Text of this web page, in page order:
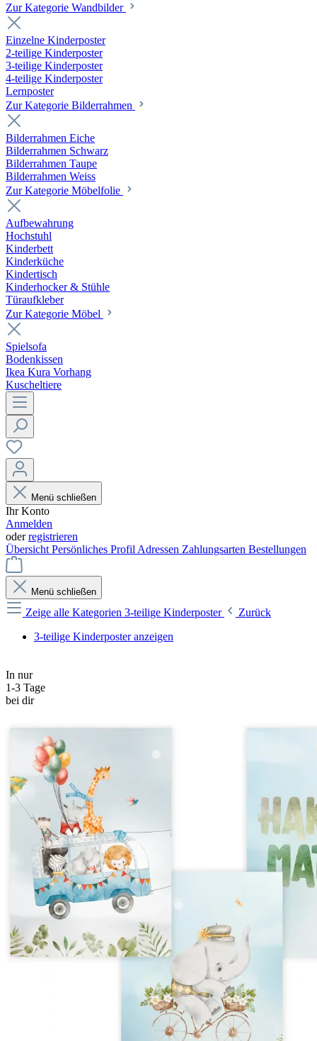
Zur Kategorie Wandbilder
Einzelne Kinderposter
2-teilige Kinderposter
3-teilige Kinderposter
4-teilige Kinderposter
Lernposter
Zur Kategorie Bilderrahmen
Bilderrahmen Eiche
Bilderrahmen Schwarz
Bilderrahmen Taupe
Bilderrahmen Weiss
Zur Kategorie Möbelfolie
Aufbewahrung
Hochstuhl
Kinderbett
Kinderküche
Kindertisch
Kinderhocker & Stühle
Türaufkleber
Zur Kategorie Möbel
Spielsofa
Bodenkissen
Ikea Kura Vorhang
Kuscheltiere
Menü schließen
Ihr Konto
Anmelden
oderregistrieren
Übersicht Persönliches Profil Adressen Zahlungsarten Bestellungen
Menü schließen
Zeige alle Kategorien 3-teilige Kinderposter
Zurück
3-teilige Kinderposter anzeigen
In nur
1-3 Tage
bei dir